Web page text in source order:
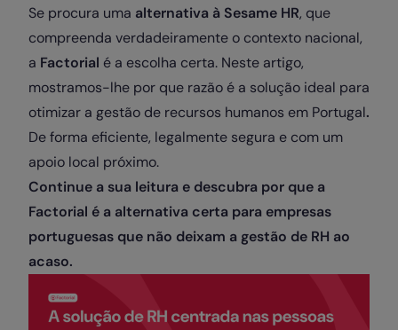
Se procura uma alternativa à Sesame HR, que
compreenda verdadeiramente o contexto nacional,
a Factorial é a escolha certa. Neste artigo,
mostramos-lhe por que razão é a solução ideal para
otimizar a gestão de recursos humanos em Portugal.
De forma eficiente, legalmente segura e com um
apoio local próximo.
Continue a sua leitura e descubra por que a
Factorial é a alternativa certa para empresas
portuguesas que não deixam a gestão de RH ao
acaso.